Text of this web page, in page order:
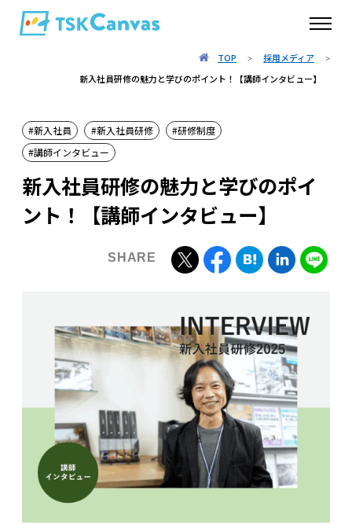
TOP > 採用メディア >
新入社員研修の魅力と学びのポイント！【講師インタビュー】
新入社員 新入社員研修
研修制度
講師インタビュー
新入社員研修の魅力と学びのポイ
ント！【講師インタビュー】